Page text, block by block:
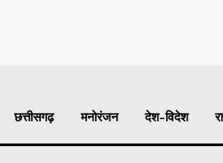
छत्तीसगढ़ मनोरंजन देश-विदेश